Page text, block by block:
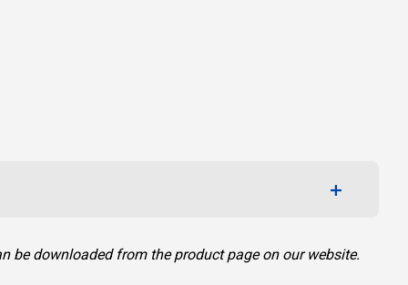
be downloaded from the product page on our website.